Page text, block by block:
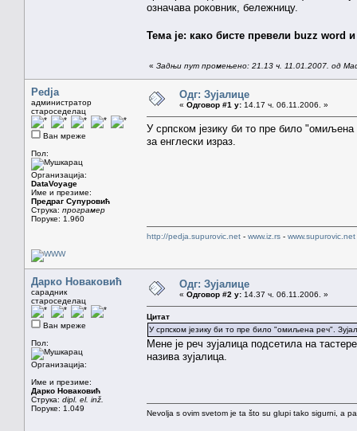
означава роковник, бележницу.
Тема је: како бисте превели buzz word
« Задњи пут промењено: 21.13 ч. 11.01.2007. од
Pedja
администратор
староседелац
Ван мреже
Пол:
Организација:
DataVoyage
Име и презиме:
Предраг Супуровић
Струка: програмер
Поруке: 1.960
Одг: Зујалице
« Одговор #1 у: 14.17 ч. 06.11.2006. »
У српском језику би то пре било "омиљена
за енглески израз.
http://pedja.supurovic.net - www.iz.rs - www.supurovic.net
Дарко Новаковић
сарадник
староседелац
Ван мреже
Пол:
Организација:
Име и презиме:
Дарко Новаковић
Струка: dipl. el. inž.
Поруке: 1.049
Одг: Зујалице
« Одговор #2 у: 14.37 ч. 06.11.2006. »
Цитат
У српском језику би то пре било "омиљена реч".
Мене је реч зујалица подсетила на
назива зујалица.
Nevolja s ovim svetom je ta što su glupi tako sigurni, a